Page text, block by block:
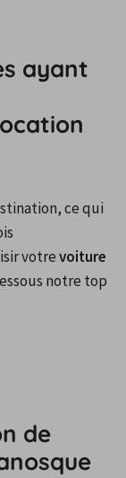
ayant
ce qui
votre voiture
notre top
de